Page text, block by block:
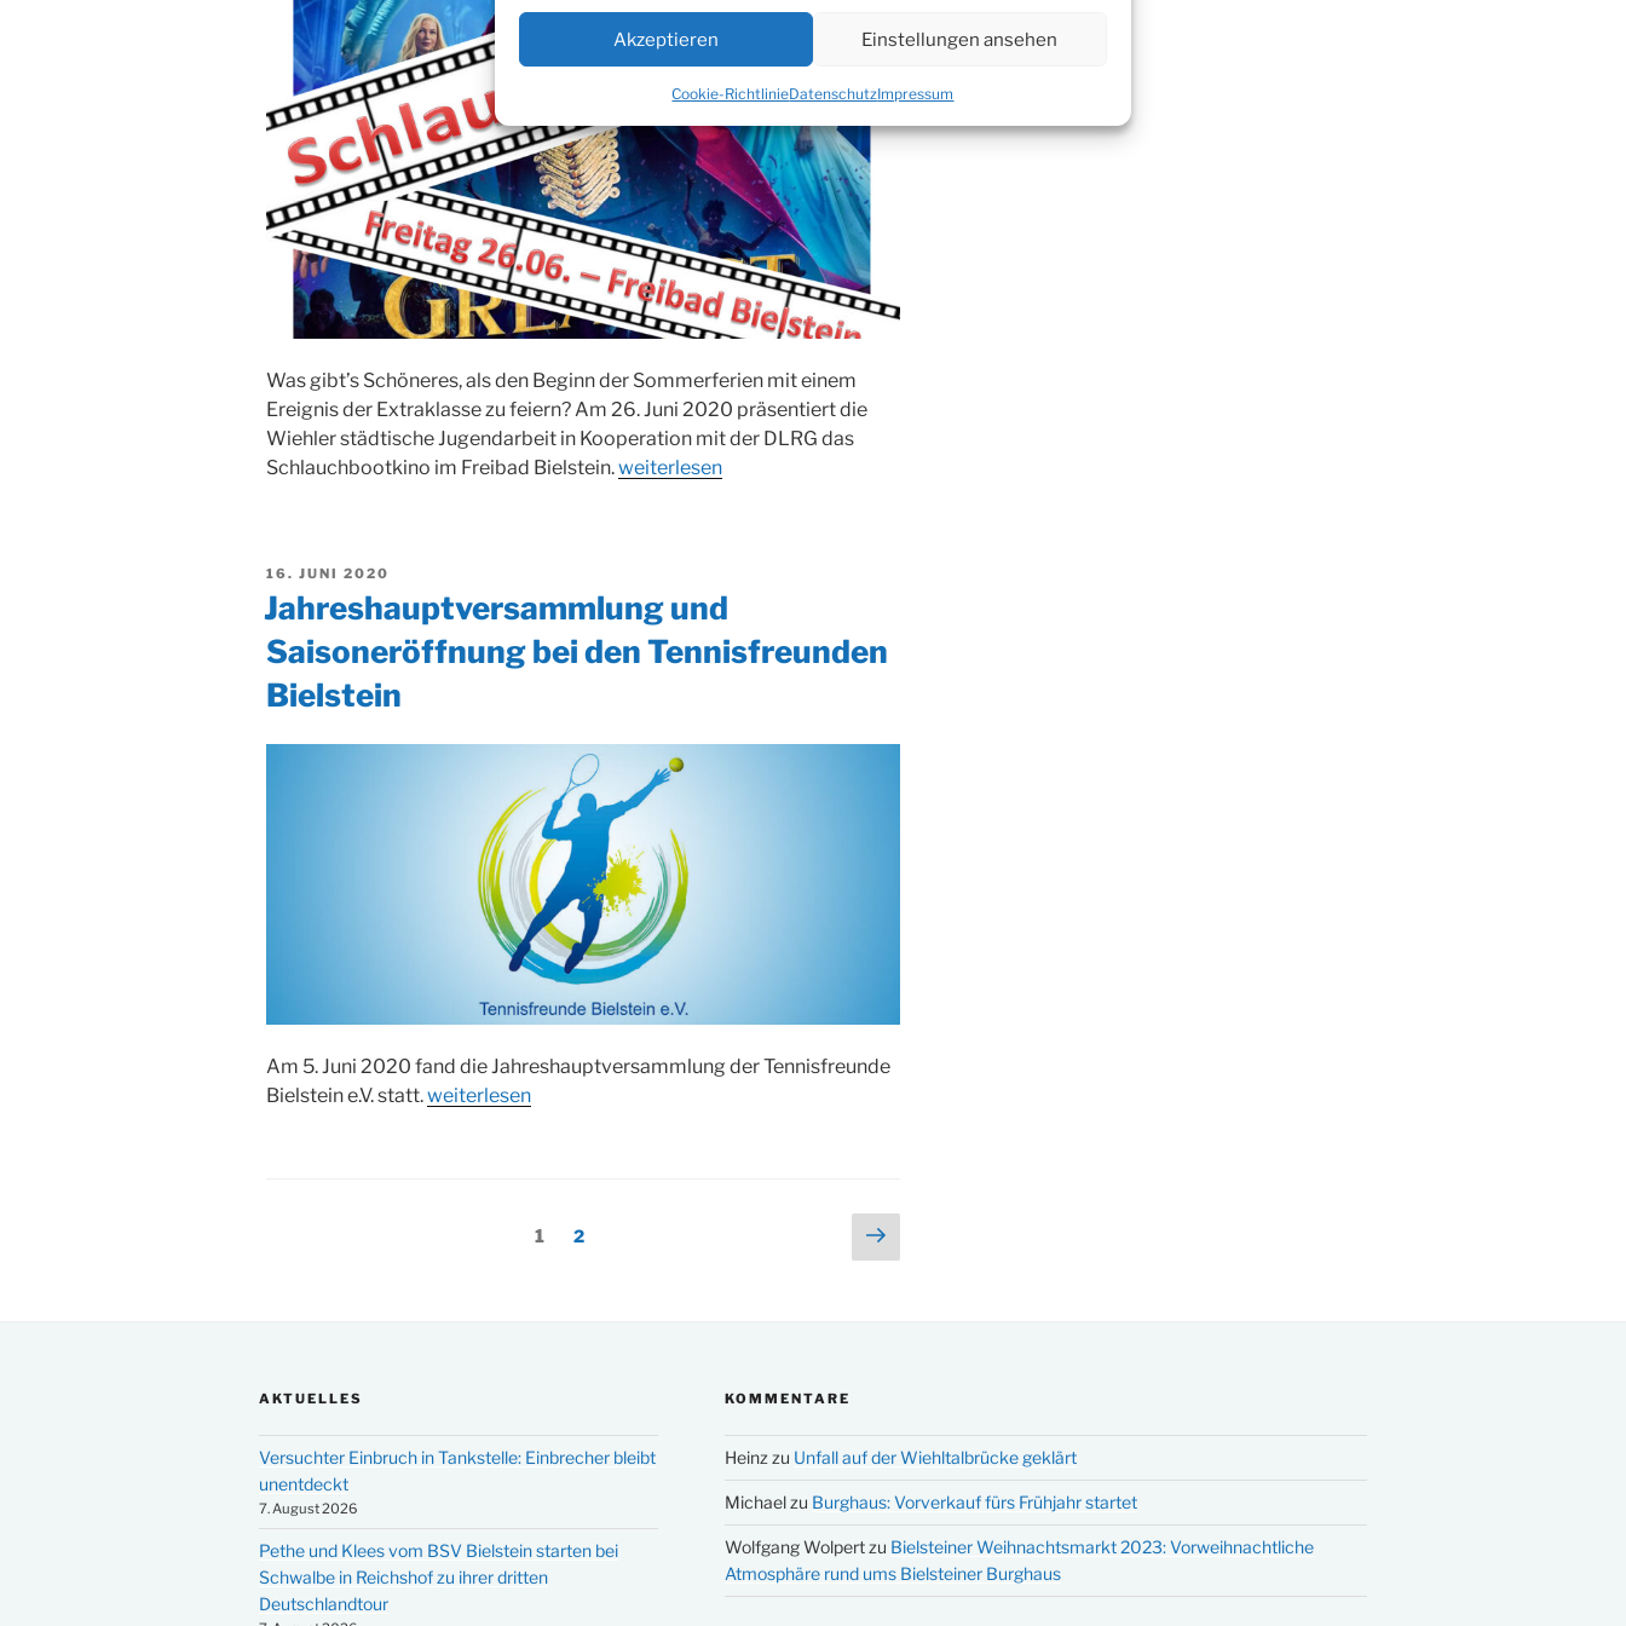
Akzeptieren Einstellungen ansehen
Cookie-RichtlinieDatenschutzImpressum
Was gibt’s Schöneres, als den Beginn der Sommerferien mit einem
Ereignis der Extraklasse zu feiern? Am 26. Juni 2020 präsentiert die
Wiehler städtische Jugendarbeit in Kooperation mit der DLRG das
Schlauchbootkino im Freibad Bielstein.„Schlauchbootkino
Showman“
läuft
im
weiterlesen
VERÖFFENTLICHT
AM
16. JUNI 2020
Jahreshauptversammlung und
Saisoneröffnung bei den Tennisfreunden
Bielstein
Am 5. Juni 2020 fand die Jahreshauptversammlung der Tennisfreunde
Bielstein e.V. statt.„Jahreshauptversammlung
Tennisfreunden
weiterlesen
SeitennummerierungSeite
1 Seite
2
Nächste
Seite
AKTUELLES
Versuchter Einbruch in Tankstelle: Einbrecher bleibt
unentdeckt
7. August 2026
Pethe und Klees vom BSV Bielstein starten bei
Schwalbe in Reichshof zu ihrer dritten
Deutschlandtour
KOMMENTARE
Heinz zu Unfall auf der Wiehltalbrücke geklärt
Michaelzu Burghaus: Vorverkauf fürs Frühjahr startet
Wolfgang Wolpertzu Bielsteiner Weihnachtsmarkt 2023: Vorweihnachtliche
Atmosphäre rund ums Bielsteiner Burghaus